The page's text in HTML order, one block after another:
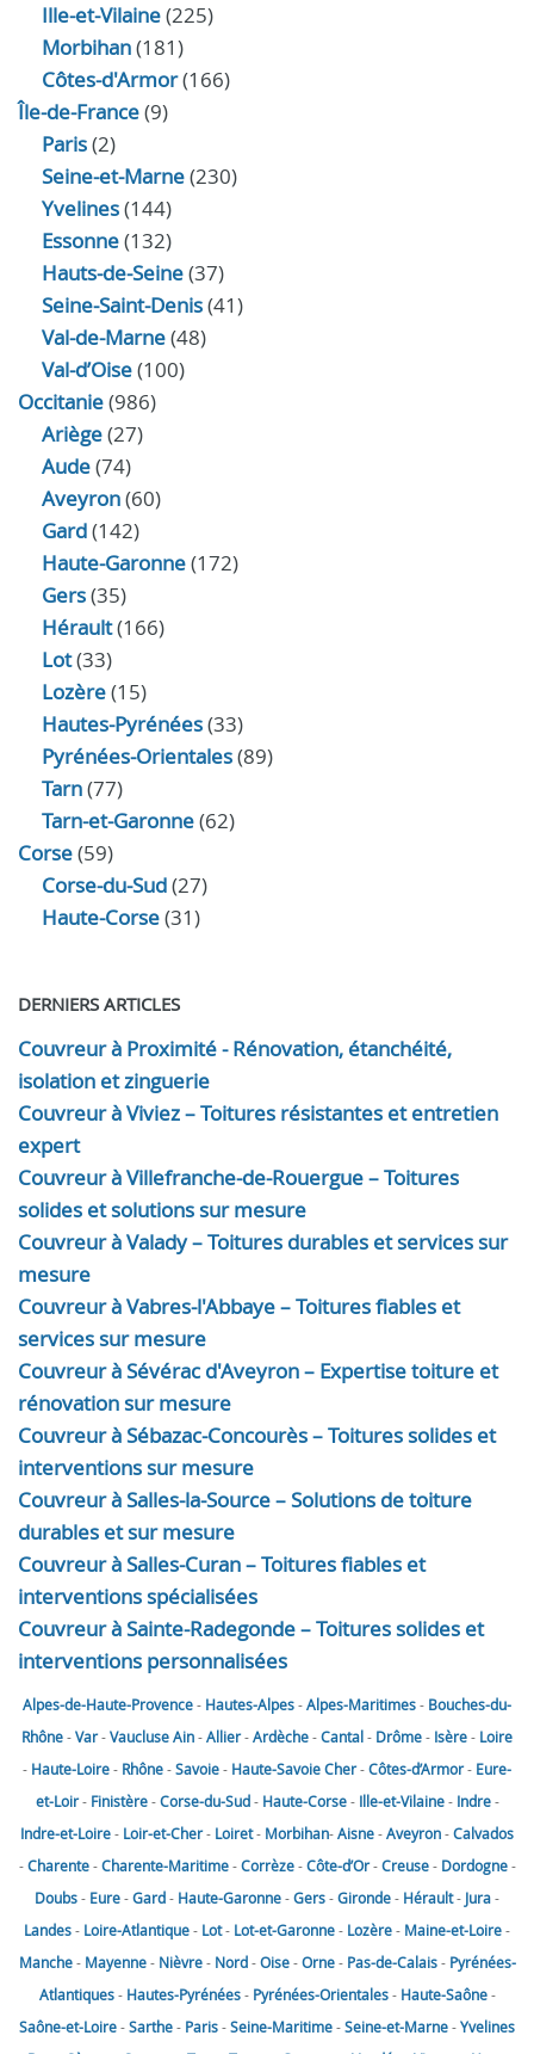
Ille-et-Vilaine(225)
Morbihan(181)
Côtes-d'Armor(166)
Île-de-France(9)
Paris(2)
Seine-et-Marne(230)
Yvelines(144)
Essonne(132)
Hauts-de-Seine(37)
Seine-Saint-Denis(41)
Val-de-Marne(48)
Val-d’Oise(100)
Occitanie(986)
Ariège(27)
Aude(74)
Aveyron(60)
Gard(142)
Haute-Garonne(172)
Gers(35)
Hérault(166)
Lot(33)
Lozère(15)
Hautes-Pyrénées(33)
Pyrénées-Orientales(89)
Tarn(77)
Tarn-et-Garonne(62)
Corse(59)
Corse-du-Sud(27)
Haute-Corse(31)
DERNIERS ARTICLES
Couvreur à Proximité - Rénovation, étanchéité,
isolation et zinguerie
Couvreur à Viviez – Toitures résistantes et entretien
expert
Couvreur à Villefranche-de-Rouergue – Toitures
solides et solutions sur mesure
Couvreur à Valady – Toitures durables et services sur
mesure
Couvreur à Vabres-l'Abbaye – Toitures fiables et
services sur mesure
Couvreur à Sévérac d'Aveyron – Expertise toiture et
rénovation sur mesure
Couvreur à Sébazac-Concourès – Toitures solides et
interventions sur mesure
Couvreur à Salles-la-Source – Solutions de toiture
durables et sur mesure
Couvreur à Salles-Curan – Toitures fiables et
interventions spécialisées
Couvreur à Sainte-Radegonde – Toitures solides et
interventions personnalisées
Alpes-de-Haute-Provence- Hautes-Alpes-Alpes-Maritimes- Bouches-du-
Rhône-Var-VaucluseAin-Allier-Ardèche-Cantal- Drôme- Isère- Loire
- Haute-Loire- Rhône-Savoie- Haute-SavoieCher-Côtes-d’Armor- Eure-
et-Loir- Finistère-Corse-du-Sud- Haute-Corse- Ille-et-Vilaine- Indre-
Indre-et-Loire- Loir-et-Cher- Loiret- Morbihan-Aisne-Aveyron-Calvados
-Charente-Charente-Maritime-Corrèze-Côte-d’Or-Creuse- Dordogne-
Doubs- Eure-Gard- Haute-Garonne-Gers-Gironde- Hérault- Jura-
Landes- Loire-Atlantique- Lot- Lot-et-Garonne- Lozère- Maine-et-Loire-
Manche- Mayenne- Nièvre- Nord-Oise-Orne- Pas-de-Calais- Pyrénées-
Atlantiques- Hautes-Pyrénées- Pyrénées-Orientales- Haute-Saône-
Saône-et-Loire-Sarthe- Paris-Seine-Maritime-Seine-et-Marne-Yvelines